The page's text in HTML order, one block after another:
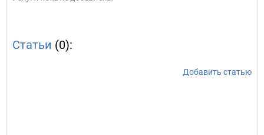
Статьи (0):
Добавить статью